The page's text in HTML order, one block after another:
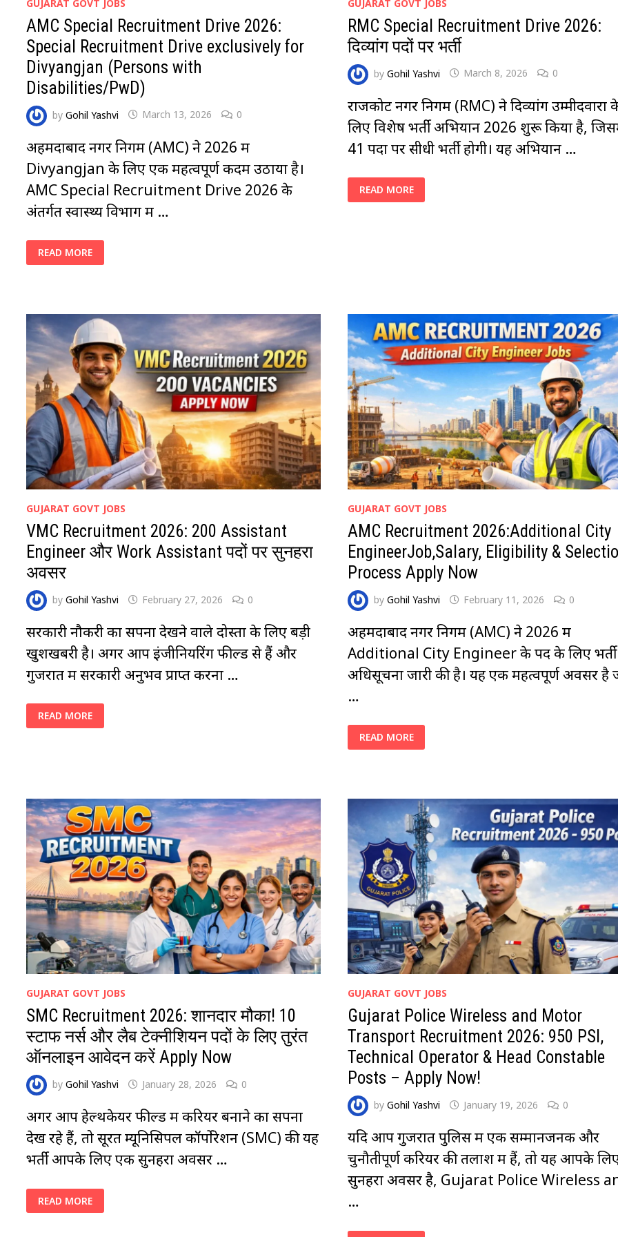
GUJARAT GOVT JOBS
AMC Special Recruitment Drive 2026:
Special Recruitment Drive exclusively for
Divyangjan (Persons with
Disabilities/PwD)
byGohil Yashvi March 13, 2026 0
अहमदाबाद नगर निगम (AMC) ने 2026 में
Divyangjan के लिए एक महत्वपूर्ण कदम उठाया है।
AMC Special Recruitment Drive 2026 के
अंतर्गत स्वास्थ्य विभाग में …
AMC
SPECIAL
RECRUITMENT
DRIVE
EXCLUSIVELY
FOR
DIVYANGJAN
(PERSONS
WITH
DISABILITIES/PWD)
READ MORE
GUJARAT GOVT JOBS
RMC Special Recruitment Drive 2026:
दिव्यांग पदों पर भर्ती
by Gohil Yashvi March 8, 2026 0
राजकोट नगर निगम (RMC) ने दिव्यांग उम्मीदवारों
लिए विशेष भर्ती अभियान 2026 शुरू किया है,
41 पदों पर सीधी भर्ती होगी। यह अभियान …
RMC
SPECIAL
RECRUITMENT
READ MORE
GUJARAT GOVT JOBS
VMC Recruitment 2026: 200 Assistant
Engineer और Work Assistant पदों पर सुनहरा
अवसर
byGohil Yashvi February 27, 2026 0
सरकारी नौकरी का सपना देखने वाले दोस्तों के लिए बड़ी
खुशखबरी है। अगर आप इंजीनियरिंग फील्ड से हैं और
गुजरात में सरकारी अनुभव प्राप्त करना …
VMC
RECRUITMENT
2026:
पर
सुनहरा
अवसर
READ MORE
GUJARAT GOVT JOBS
AMC Recruitment 2026:Additional City
EngineerJob,Salary, Eligibility &
Process Apply Now
by Gohil Yashvi February 11, 2026 0
अहमदाबाद नगर निगम (AMC) ने 2026 में
Additional City Engineer के पद के लिए भर्ती
अधिसूचना जारी की है। यह एक महत्वपूर्ण अवसर है
…
AMC
RECRUITMENT
2026:ADDITIONAL
SELECTION
PROCESS
APPLY
NOW
READ MORE
GUJARAT GOVT JOBS
SMC Recruitment 2026: शानदार मौका! 10
स्टाफ नर्स और लैब टेक्नीशियन पदों के लिए तुरंत
ऑनलाइन आवेदन करें Apply Now
byGohil Yashvi January 28, 2026 0
अगर आप हेल्थकेयर फील्ड में करियर बनाने का सपना
देख रहे हैं, तो सूरत म्यूनिसिपल कॉर्पोरेशन (SMC) की यह
भर्ती आपके लिए एक सुनहरा अवसर …
SMC
RECRUITMENT
2026:
READ MORE
GUJARAT GOVT JOBS
Gujarat Police Wireless and Motor
Transport Recruitment 2026: 950 PSI,
Technical Operator & Head Constable
Posts – Apply Now!
by Gohil Yashvi January 19, 2026 0
यदि आप गुजरात पुलिस में एक सम्मानजनक और
चुनौतीपूर्ण करियर की तलाश में हैं, तो यह आपके
सुनहरा अवसर है, Gujarat Police Wireless
…